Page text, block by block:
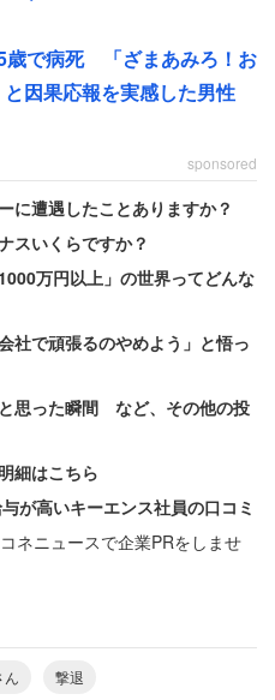
言ってしまったのですが、
しまいました」
つかりおじさん”もあえなく
について少し後悔が残って
ような追い詰め方をすれば
す…」
れば逆上して何をされるか
りと思うにとどめた方がい
歳で病死 「ざまあみろ！お
因果応報を実感した男性
sponsored
に遭遇したことありますか？
スいくらですか？
万円以上」の世界ってどんな
社で頑張るのやめよう」と悟っ
思った瞬間 など、その他の投
細はこちら
が高いキーエンス社員の口コミ
ネニュースで企業PRをしませ
ん 撃退